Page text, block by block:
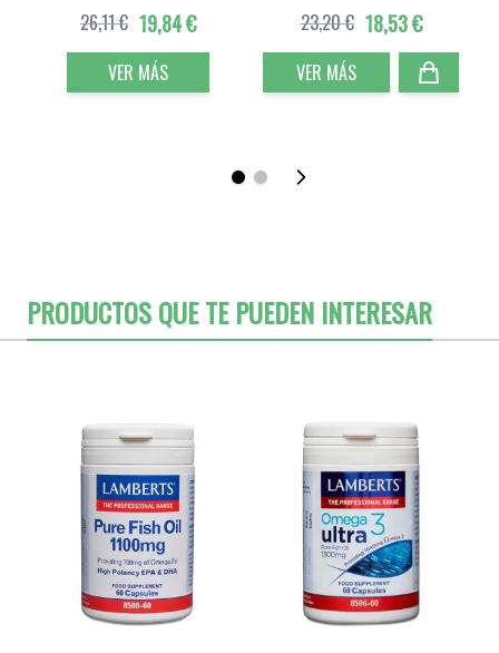
19,84 €
26,11 €
VER MÁS
18,53 €
23,20 €
VER MÁS
PRODUCTOS QUE TE PUEDEN INTERESAR